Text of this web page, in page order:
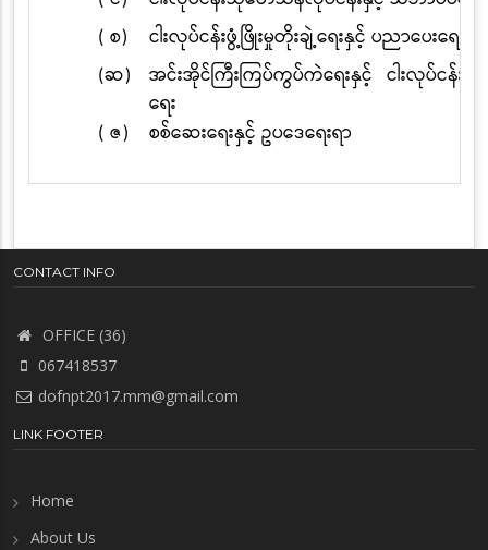
( စ)
ငါးလုပ်ငန်းဖွံ့ဖြိုးမှုတိုးချဲ့ရေးနှင့် ပညာပေးရေး
(ဆ)
အင်းအိုင်ကြီးကြပ်ကွပ်ကဲရေးနှင့် ငါးလုပ်ငန်
ရေး
( ဇ)
စစ်ဆေးရေးနှင့် ဥပဒေရေးရာ
CONTACT INFO
OFFICE (36)
067418537
dofnpt2017.mm@gmail.com
LINK FOOTER
Home
About Us